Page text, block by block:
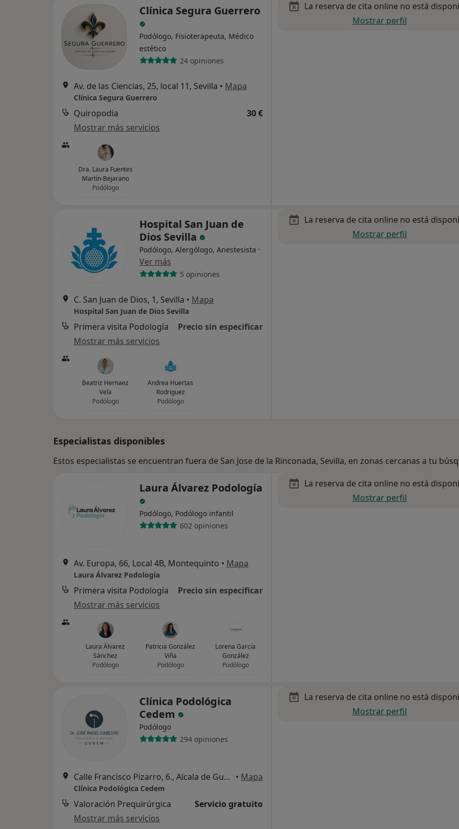
Clínica Segura Guerrero
Podólogo, Fisioterapeuta, Médico
estético
24 opiniones
Av. de las Ciencias, 25, local 11, Sevilla • Mapa
Clínica Segura Guerrero
Quiropodia
30 €
Mostrar más servicios
Dra. Laura Fuentes
Martín-Bejarano
Podólogo
La reserva de cita online no está
Mostrar perfil
Hospital San Juan de
Dios Sevilla
Podólogo, Alergólogo, Anestesista ·
Ver más
5 opiniones
C. San Juan de Dios, 1, Sevilla • Mapa
Hospital San Juan de Dios Sevilla
Primera visita Podología
Precio sin especificar
Mostrar más servicios
Beatriz Hernaez
Vela
Podólogo
Andrea Huertas
Rodriguez
Podólogo
La reserva de cita online no está
Mostrar perfil
Especialistas disponibles
Estos especialistas se encuentran fuera de San Jose de la Rinconada, Sevilla, en zonas cercanas a tu
Laura Álvarez Podología
Podólogo, Podólogo infantil
602 opiniones
Av. Europa, 66, Local 4B, Montequinto • Mapa
Laura Álvarez Podología
Primera visita Podología
Precio sin especificar
Mostrar más servicios
Laura Álvarez
Sánchez
Podólogo
Patricia González
Viña
Podólogo
Lorena García
González
Podólogo
La reserva de cita online no está
Mostrar perfil
Clínica Podológica
Cedem
Podólogo
294 opiniones
Calle Francisco Pizarro, 6., Alcala de Guadaira • Mapa
Clínica Podológica Cedem
Valoración Prequirúrgica
Servicio gratuito
Mostrar más servicios
La reserva de cita online no está
Mostrar perfil